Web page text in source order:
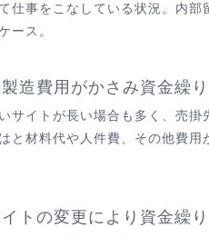
仕事をこなしている状況。内
ース。
造費用がかさみ資金繰り
サイトが長い場合も多く、売
と材料代や人件費、その他費
トの変更により資金繰り